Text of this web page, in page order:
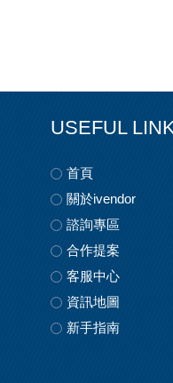
USEFUL
首頁
關於ivendor
諮詢專區
合作提案
客服中心
資訊地圖
新手指南